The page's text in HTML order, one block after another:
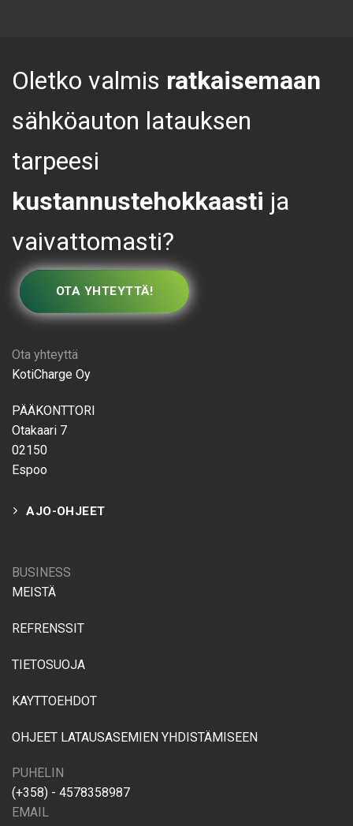
Oletko valmis ratkaisemaan
sähköauton latauksen
tarpeesi
kustannustehokkaasti ja
vaivattomasti?
OTA YHTEYTTÄ!
Ota yhteyttä
KotiCharge Oy
PÄÄKONTTORI
Otakaari 7
02150
Espoo
AJO-OHJEET
BUSINESS
MEISTÄ
REFRENSSIT
TIETOSUOJA
KAYTTOEHDOT
OHJEET LATAUSASEMIEN YHDISTÄMISEEN
PUHELIN
(+358) - 4578358987
EMAIL